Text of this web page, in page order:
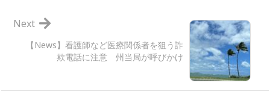
【News】看護師など医療関係者を狙う詐
欺電話に注意 州当局が呼びかけ
Next